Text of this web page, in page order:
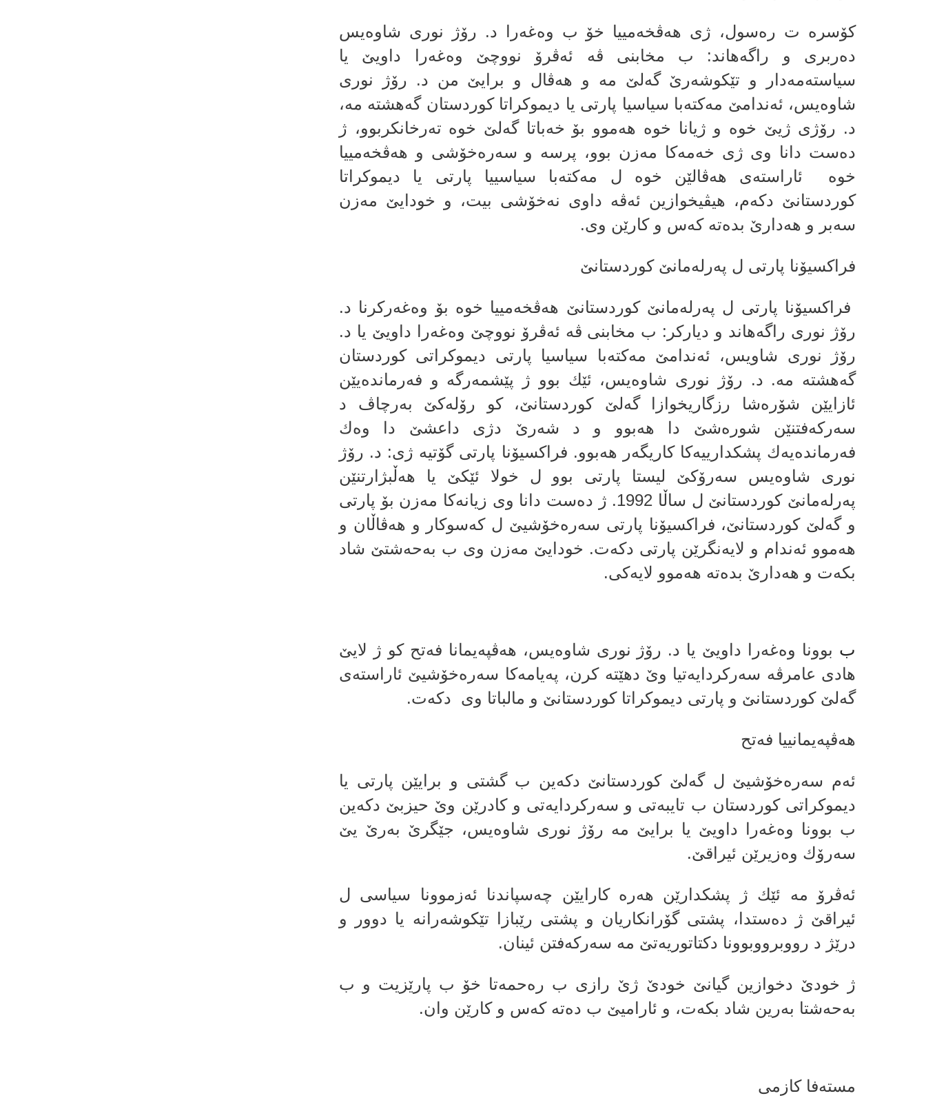
كۆسره‌ ت ره‌سول، ژى هه‌ڤخه‌مییا خۆ ب وه‌غه‌را د. رۆژ نورى شاوه‌یس
ده‌ربرى و راگه‌هاند: ب مخابنى ڤه‌ ئه‌ڤرۆ نووچێ وه‌غه‌را داویێ یا
سیاسته‌مه‌دار و تێكوشه‌رێ گه‌لێ مه‌ و هه‌ڤال و برایێ من د. رۆژ نورى
شاوه‌یس، ئه‌ندامێ مه‌كته‌با سیاسیا پارتى یا دیموكراتا كوردستان گه‌هشته‌ مه‌،
د. رۆژى ژیێ خوه‌ و ژیانا خوه‌ هه‌موو بۆ خه‌باتا گه‌لێ خوه‌ ته‌رخانكربوو، ژ
ده‌ست دانا وى ژى خه‌مه‌كا مه‌زن بوو، پرسه‌ و سه‌ره‌خۆشی و هه‌ڤخه‌مییا
خوه‌ ئاراسته‌ى هه‌ڤالێن خوه‌ ل مه‌كته‌با سیاسییا پارتى یا دیموكراتا
كوردستانێ دكه‌م، هیڤیخوازین ئه‌ڤه‌ داوى نه‌خۆشى بیت، و خودایێ مه‌زن
سه‌بر و هه‌دارێ بده‌ته‌ كه‌س و كارێن وى.
فراكسیۆنا پارتى ل په‌رله‌مانێ كوردستانێ
فراكسیۆنا پارتى ل په‌رله‌مانێ كوردستانێ هه‌ڤخه‌مییا خوه‌ بۆ وه‌غه‌ركرنا د.
رۆژ نورى راگه‌هاند و دیاركر: ب مخابنى ڤه‌ ئه‌ڤرۆ نووچێ وه‌غه‌را داویێ یا د.
رۆژ نورى شاویس، ئه‌ندامێ مه‌كته‌با سیاسیا پارتى دیموكراتى كوردستان
گه‌هشته‌ مه‌. د. رۆژ نوری شاوەیس، ئێك بوو ژ پێشمه‌رگه‌ و فه‌رمانده‌یێن
ئازایێن شۆره‌شا رزگاریخوازا گه‌لێ كوردستانێ، كو رۆله‌كێ به‌رچاڤ د
سه‌ركه‌فتنێن شوره‌شێ دا هه‌بوو و د شه‌رێ دژى داعشێ دا وه‌ك
فه‌رمانده‌یه‌ك پشكدارییه‌كا كاریگه‌ر هه‌بوو. فراكسیۆنا پارتى گۆتیه‌ ژى: د. رۆژ
نوری شاوەیس سەرۆکێ لیستا پارتی بوو ل خولا ئێكێ یا هەڵبژارتنێن
پەرلەمانێ کوردستانێ ل ساڵا 1992. ژ دەست دانا وى زیانه‌كا مه‌زن بۆ پارتی
و گەلێ کوردستانێ، فراکسیۆنا پارتی سەرەخۆشیێ ل کەسوکار و هەڤاڵان و
هەموو ئەندام و لایەنگرێن پارتی دكه‌ت. خودایێ مه‌زن وى ب به‌حه‌شتێ شاد
بكه‌ت و هه‌دارێ بده‌ته‌ هه‌موو لایه‌كى.
ب بوونا وه‌غه‌را داویێ یا د. رۆژ نورى شاوه‌یس، هه‌ڤپه‌یمانا فه‌تح كو ژ لایێ
هادى عامرڤه‌ سه‌ركردایه‌تیا وێ دهێته‌ كرن، په‌یامه‌كا سه‌ره‌خۆشیێ ئاراسته‌ى
گه‌لێ كوردستانێ و پارتى دیموكراتا كوردستانێ و مالباتا وى دكه‌ت.
هه‌ڤپه‌یمانییا فه‌تح
ئه‌م سه‌ره‌خۆشیێ ل گه‌لێ كوردستانێ دكه‌ین ب گشتى و برایێن پارتى یا
دیموكراتى كوردستان ب تایبه‌تى و سه‌ركردایه‌تی و كادرێن وێ حیزبێ دكه‌ین
ب بوونا وه‌غه‌را داویێ یا برایێ مه‌ رۆژ نورى شاوه‌یس، جێگرێ به‌رێ یێ
سه‌رۆك وه‌زیرێن ئیراقێ.
ئه‌ڤرۆ مه‌ ئێك ژ پشكدارێن هه‌ره‌ كارایێن چه‌سپاندنا ئه‌زموونا سیاسى ل
ئیراقێ ژ ده‌ستدا، پشتى گۆرانكاریان و پشتى رێبازا تێكوشه‌رانه‌ یا دوور و
درێژ د رووبرووبوونا دكتاتوریه‌تێ مه‌ سه‌ركه‌فتن ئینان.
ژ خودێ دخوازین گیانێ خودێ ژێ رازى ب ره‌حمه‌تا خۆ ب پارێزیت و ب
به‌حه‌شتا به‌رین شاد بكه‌ت، و ئارامیێ ب ده‌ته‌ كه‌س و كارێن وان.
مستەفا كازمی